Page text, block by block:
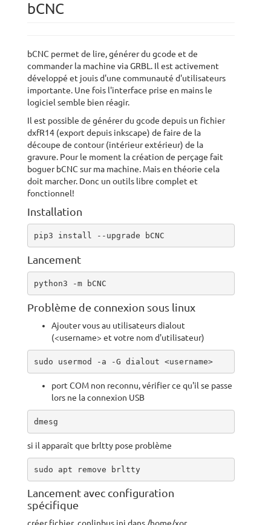
bCNC
bCNC permet de lire, générer du gcode et de
commander la machine via GRBL. Il est activement
développé et jouis d'une communauté d'utilisateurs
importante. Une fois l'interface prise en mains le
logiciel semble bien réagir.
Il est possible de générer du gcode depuis un fichier
dxfR14 (export depuis inkscape) de faire de la
découpe de contour (intérieur extérieur) de la
gravure. Pour le moment la création de perçage fait
boguer bCNC sur ma machine. Mais en théorie cela
doit marcher. Donc un outils libre complet et
fonctionnel!
Installation
pip3 install --upgrade bCNC
Lancement
python3 -m bCNC
Problème de connexion sous linux
Ajouter vous au utilisateurs dialout
(<username> et votre nom d'utilisateur)
sudo usermod -a -G dialout <username>
port COM non reconnu, vérifier ce qu'il se passe
lors ne la connexion USB
dmesg
si il apparaît que brltty pose problème
sudo apt remove brltty
Lancement avec configuration
spécifique